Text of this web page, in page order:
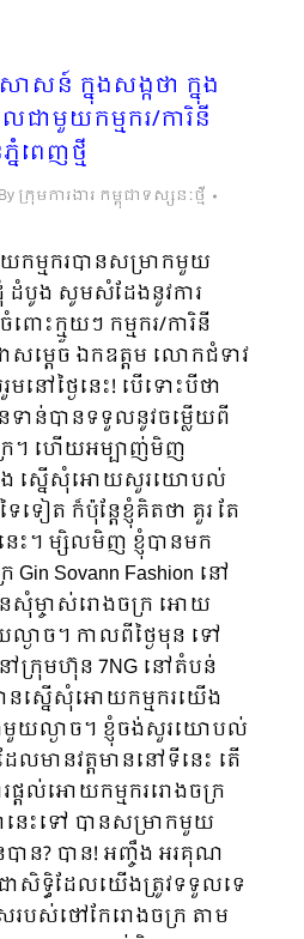
សន៍ ក្នុងសង្កថា ក្នុង
មួយកម្មករ/ការិនី
ពេញថ្មី
By ក្រុមការងារ កម្ពុជាទស្សនៈថ្មី
កម្មករបានសម្រាកមួយ
ដំបូង សូមសំដែងនូវការ
ោះក្មួយៗ កម្មករ/ការិនី
សម្ដេច ឯកឧត្តម លោកជំទាវ
ៅថ្ងៃនេះ! បើទោះបីថា
ាន់បានទទួលនូវចម្លើយពី
។ ហើយអម្បាញ់​មិញ
ស្នើសុំអោយសួរយោបល់
ទៀត ក៏ប៉ុន្តែខ្ញុំគិតថា​ គួរ តែ
េះ។ ម្សិលមិញ ខ្ញុំបានមក
Sovann Fashion នៅ
នសុំម្ចាស់រោងចក្រ អោយ
ងាច។ កាលពីថ្ងៃមុន ទៅ
ក្រុមហ៊ុន 7NG នៅតំបន់
នស្នើសុំអោយកម្មករយើង
យល្ងាច។ ខ្ញុំចង់សួរយោបល់
លមានវត្តមាននៅទីនេះ តើ
ផ្ដល់អោយកម្មកររោងចក្រ
ានេះទៅ បានសម្រាកមួយ
បាន? បាន! អញ្ចឹង អរគុណ
សិទ្ធិដែលយើងត្រូវទទួលទេ
សរបស់ថៅកែរោងចក្រ តាម